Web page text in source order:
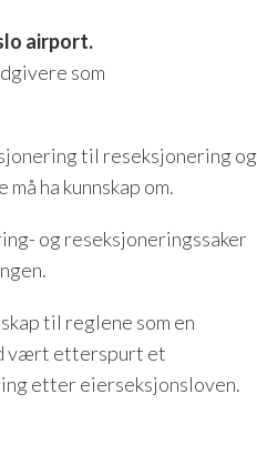
airport.
som
til reseksjonering og
ha kunnskap om.
og reseksjoneringssaker
til reglene som en
vært etterspurt et
etter eierseksjonsloven.